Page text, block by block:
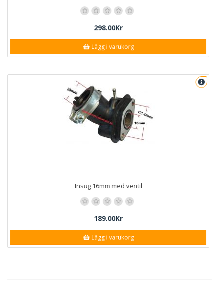
298.00Kr
Lägg i varukorg
Insug 16mm med ventil
189.00Kr
Lägg i varukorg